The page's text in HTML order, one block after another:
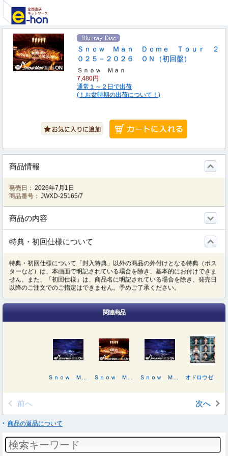
Ｓｎｏｗ Ｍａｎ Ｄｏｍｅ Ｔｏｕｒ ２
０２５－２０２６ ＯＮ（初回盤）
Ｓｎｏｗ Ｍａｎ
7,480円
通常１～２日で出荷
(！お盆時期の出荷について！)
商品情報
発売日： 2026年7月1日
商品番号： JWXD-25165/7
商品の内容
特典・初回仕様について
特典・初回仕様について「封入特典」以外の商品の外付けとなる特典（ポス
ターなど）は、本画面で明記されている場合を除き、基本的にお付けできま
せん。また、「初回仕様」は、商品名に明記されている場合を除き、発売日
以降のご注文でのご指定はできません。予めご了承ください。
関連商品
前へ 次へ
商品の返品について